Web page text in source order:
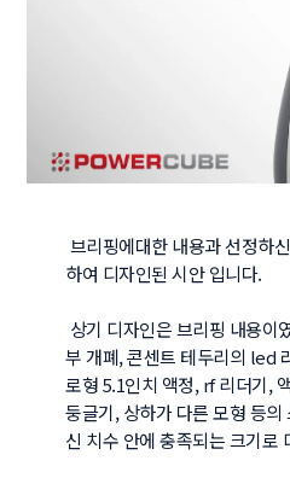
하여 디자인된 시안 입니다.
부 개폐, 콘센트 테두리의 led
로형 5.1인치 액정, rf 리더기,
둥글기, 상하가 다른 모형 등
신 치수 안에 충족되는 크기로